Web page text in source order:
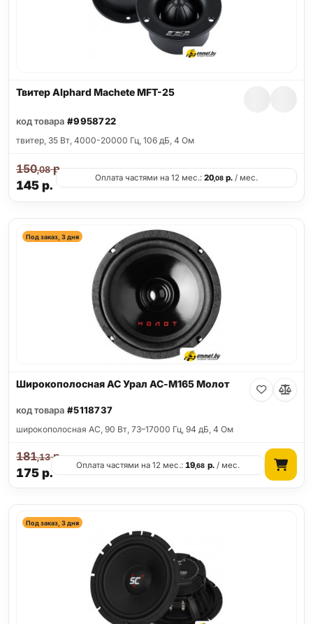
Твитер Alphard Machete MFT-25
код товара #9958722
твитер, 35 Вт, 4000-20000 Гц, 106 дБ, 4 Ом
145р.
150,08р.
Оплата частями на 12 мес.: 20,08р./ мес.
Под заказ, 3 дня
Широкополосная АС Урал АС-М165 Молот
код товара #5118737
широкополосная АС, 90 Вт, 73–17000 Гц, 94 дБ, 4 Ом
175р.
181,13р.
Оплата частями на 12 мес.:19,68 р./ мес.
Под заказ, 3 дня